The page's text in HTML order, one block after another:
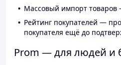
Массовый импорт товаров
Рейтинг покупателей —
покупателя ещё до
Prom — для людей и